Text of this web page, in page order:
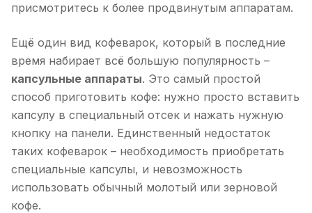
присмотритесь к более продвинутым аппаратам.
Ещё один вид кофеварок, который в последние
время набирает всё большую популярность –
капсульные аппараты. Это самый простой
способ приготовить кофе: нужно просто вставить
капсулу в специальный отсек и нажать нужную
кнопку на панели. Единственный недостаток
таких кофеварок – необходимость приобретать
специальные капсулы, и невозможность
использовать обычный молотый или зерновой
кофе.